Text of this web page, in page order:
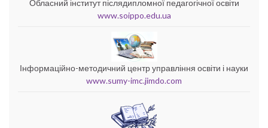
Обласний інститут післядипломної педагогічної освіти
www.soippo.edu.ua
Інформаційно-методичний центр управління освіти і науки
www.sumy-imc.jimdo.com